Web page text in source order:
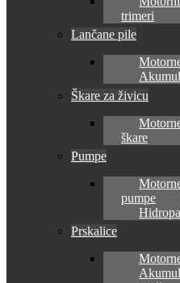
trimeri
Lančane pile
Škare za živicu
škare
Pumpe
pumpe
Prskalice